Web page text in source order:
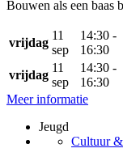
Bouwen als een baas
vrijdag
11
sep
14:30 -
16:30
vrijdag
11
sep
14:30 -
16:30
Meer informatie
Jeugd
Cultuur